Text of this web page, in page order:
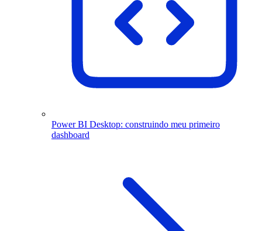
Power BI Desktop: construindo meu primeiro
dashboard